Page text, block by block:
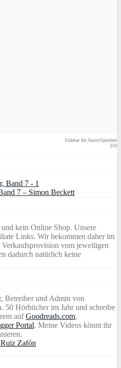
Sidebar für Autor/Sprecher
250
7 – Simon Beckett
kein Online Shop. Unsere
Links. Wir bekommen daher im
vom jeweiligen
dadurch natürlich keine
Betreiber und Admin von
50 Hörbücher im Jahr und schreibe
aufGoodreads.com,
Portal. Meine Videos könnt ihr
Zafón